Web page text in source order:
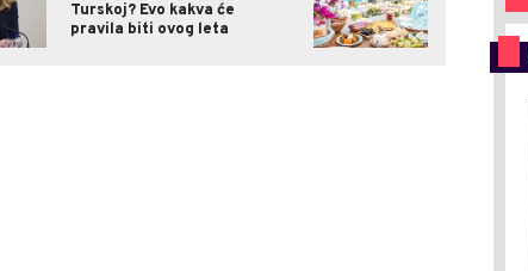
Turskoj? Evo kakva će
pravila biti ovog leta